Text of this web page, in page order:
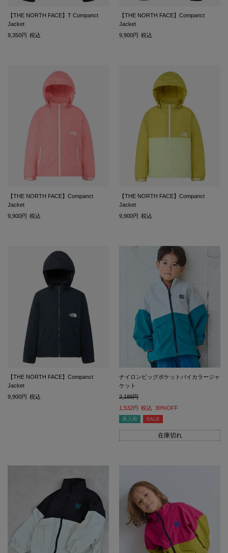
【THE NORTH FACE】T Companct
Jacket
9,350
税込
【THE NORTH FACE】Companct
Jacket
9,900
税込
【THE NORTH FACE】Companct
Jacket
9,900
税込
【THE NORTH FACE】Companct
Jacket
9,900
税込
【THE NORTH FACE】Companct
Jacket
9,900
税込
ナイロンビッグポケットバイカラージャ
ケット
2,189
1,532
税込 30%OFF
再入荷 SALE
在庫切れ